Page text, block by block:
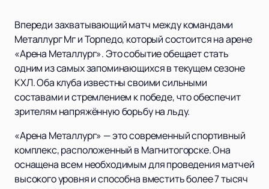
Впереди захватывающий матч между командами
Металлург Мг и Торпедо, который состоится на арене
«Арена Металлург». Это событие обещает стать
одним из самых запоминающихся в текущем сезоне
КХЛ. Оба клуба известны своими сильными
составами и стремлением к победе, что обеспечит
зрителям напряжённую борьбу на льду.
«Арена Металлург» — это современный спортивный
комплекс, расположенный в Магнитогорске. Она
оснащена всем необходимым для проведения матчей
высокого уровня и способна вместить более 7 тысяч